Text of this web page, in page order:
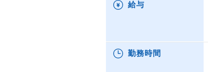
給与
勤務時間